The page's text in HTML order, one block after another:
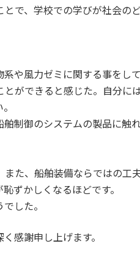
で、学校での学びが社会の
や風力ゼミに関する事をし
ができると感じた。自分に
制御のシステムの製品に触
た、船舶装備ならではの工
ずかしくなるほどです。
した。
感謝申し上げます。